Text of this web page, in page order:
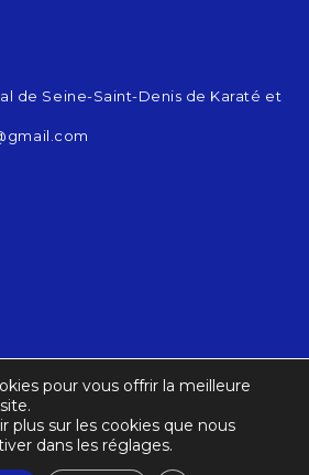
de Seine-Saint-Denis de Karaté et
MENTIONS LÉGALES
pour vous offrir la meilleure
plus sur les cookies que nous
dans les réglages.